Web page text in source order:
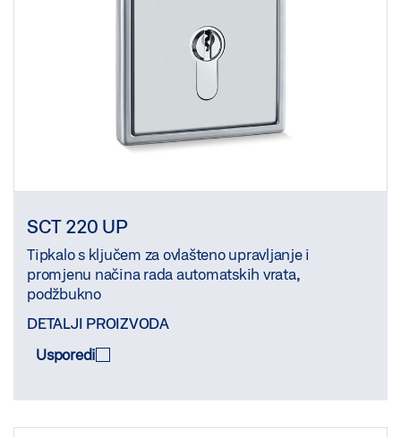
SCT 220 UP
Tipkalo s ključem za ovlašteno upravljanje i
promjenu načina rada automatskih vrata,
podžbukno
DETALJI PROIZVODA
Usporedi